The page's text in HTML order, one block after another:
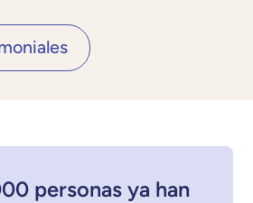
personas ya han